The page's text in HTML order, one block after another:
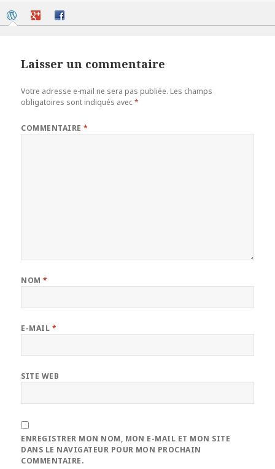
Laisser un commentaire
Votre adresse e-mail ne sera pas publiée. Les champs
obligatoires sont indiqués avec*
COMMENTAIRE*
NOM*
E-MAIL *
SITE WEB
ENREGISTRER MON NOM, MON E-MAIL ET MON SITE
DANS LE NAVIGATEUR POUR MON PROCHAIN
COMMENTAIRE.